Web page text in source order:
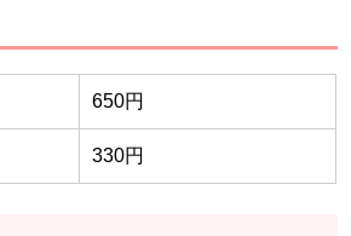
650円
330円